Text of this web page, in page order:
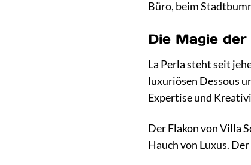
Büro, beim
Die Magie
La Perla steht seit
luxuriösen Dessous
Expertise und
Der Flakon von Villa
Hauch von Luxus.